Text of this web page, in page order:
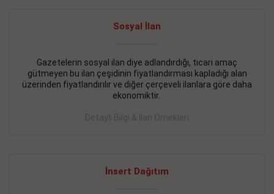
Sosyal İlan
Gazetelerin sosyal ilan diye adlandırdığı, ticari amaç
gütmeyen bu ilan çeşidinin fiyatlandırması kapladığı alan
üzerinden fiyatlandırılır ve diğer çerçeveli ilanlara göre daha
ekonomiktir.
Detaylı Bilgi & İlan Örnekleri
İnsert Dağıtım
İŞYERİ KİRALIK İlanı- 11.09.2018
BEYLİKDÜZÜ Kavaklıda 4 katlı bina